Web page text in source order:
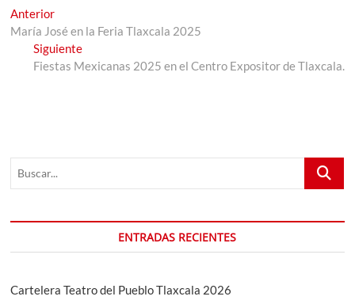
Navegación
de
entradas
AnteriorEntrada
anterior:
María José en la Feria Tlaxcala 2025
SiguienteEntrada
siguiente:
Fiestas Mexicanas 2025 en el Centro Expositor de Tlaxcala.
Buscar...
ENTRADAS RECIENTES
Cartelera Teatro del Pueblo Tlaxcala 2026